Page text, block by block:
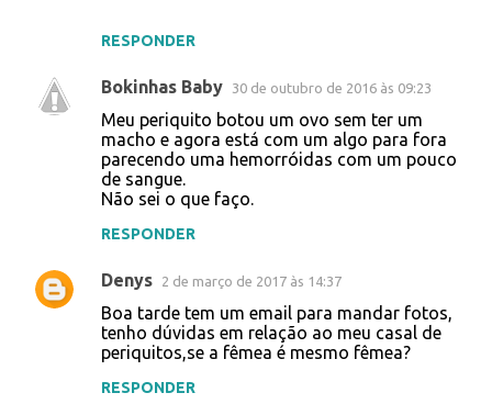
RESPONDER
Bokinhas Baby 30 de outubro de 2016 às 09:23
Meu periquito botou um ovo sem ter um
macho e agora está com um algo para fora
parecendo uma hemorróidas com um pouco
de sangue.
Não sei o que faço.
RESPONDER
Denys 2 de março de 2017 às 14:37
Boa tarde tem um email para mandar fotos,
tenho dúvidas em relação ao meu casal de
periquitos,se a fêmea é mesmo fêmea?
RESPONDER